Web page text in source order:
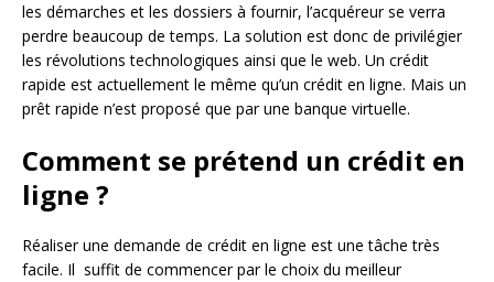
les démarches et les dossiers à fournir, l’acquéreur se verra
perdre beaucoup de temps. La solution est donc de privilégier
les révolutions technologiques ainsi que le web. Un crédit
rapide est actuellement le même qu’un crédit en ligne. Mais un
prêt rapide n’est proposé que par une banque virtuelle.
Comment se prétend un crédit en
ligne ?
Réaliser une demande de crédit en ligne est une tâche très
facile. Il suffit de commencer par le choix du meilleur